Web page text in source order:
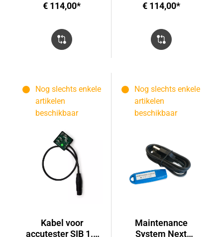
€ 114,00*
€ 114,00*
Nog slechts enkele
artikelen
beschikbaar
Kabel voor
accutester SIB 1.0
Nog slechts enkele
artikelen
beschikbaar
Maintenance
System Next